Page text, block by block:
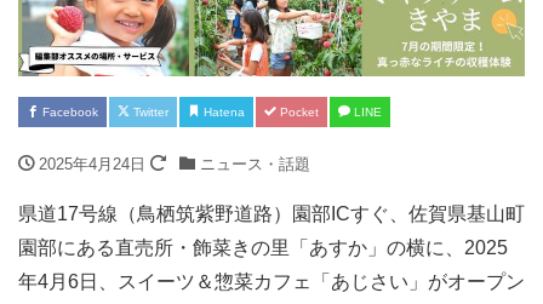
Facebook Twitter Hatena Pocket LINE
2025年4月24日 ニュース・話題
県道17号線（鳥栖筑紫野道路）園部ICすぐ、佐賀県基山町
園部にある直売所・飾菜きの里「あすか」の横に、2025
年4月6日、スイーツ＆惣菜カフェ「あじさい」がオープン